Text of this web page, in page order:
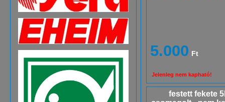
5.000 Ft
Jelenleg nem kapható!
festett fekete